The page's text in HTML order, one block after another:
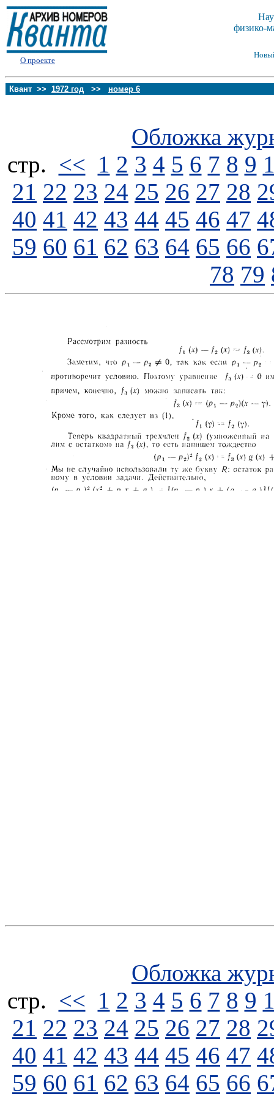
О проекте
физико-
Квант >> 1972 год >> номер 6
Обложка
стp. << 1 2 3 4 5 6 7 8 9
21 22 23 24 25 26 27 28
40 41 42 43 44 45 46 47
59 60 61 62 63 64 65 66
78 79
Обложка
стp. << 1 2 3 4 5 6 7 8 9
21 22 23 24 25 26 27 28
40 41 42 43 44 45 46 47
59 60 61 62 63 64 65 66